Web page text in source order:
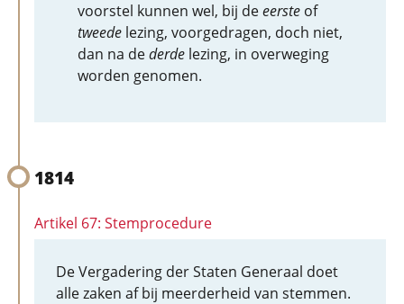
voorstel kunnen wel, bij deeerste of
tweede lezing, voorgedragen, doch niet,
dan na dederde lezing, in overweging
worden genomen.
1814
Artikel 67: Stemprocedure
De Vergadering der Staten Generaal doet
alle zaken af bij meerderheid van stemmen.